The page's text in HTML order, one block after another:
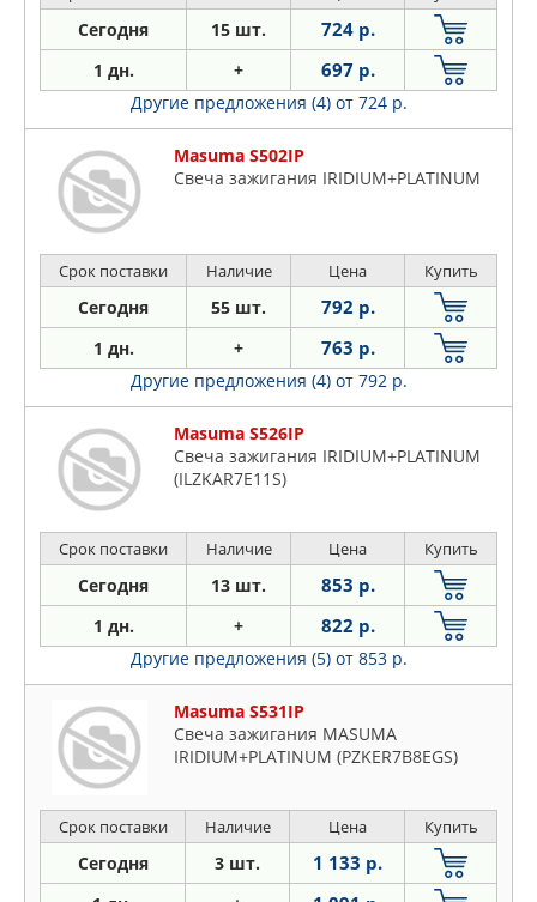
Сегодня 15 шт. 724 р.
1 дн. + 697 р.
Другие предложения (4) от 724 р.
Masuma S502IP
Свеча зажигания IRIDIUM+PLATINUM
Срок поставки Наличие Цена Купить
Сегодня 55 шт. 792 р.
1 дн. + 763 р.
Другие предложения (4) от 792 р.
Masuma S526IP
Свеча зажигания IRIDIUM+PLATINUM
(ILZKAR7E11S)
Срок поставки Наличие Цена Купить
Сегодня 13 шт. 853 р.
1 дн. + 822 р.
Другие предложения (5) от 853 р.
Masuma S531IP
Свеча зажигания MASUMA
IRIDIUM+PLATINUM (PZKER7B8EGS)
Срок поставки Наличие Цена Купить
Сегодня 3 шт. 1 133 р.